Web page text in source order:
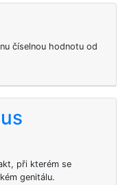
číselnou hodnotu od
při kterém se
genitálu.